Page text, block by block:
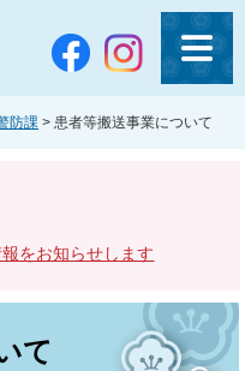
防課 > 患者等搬送事業について
をお知らせします
て